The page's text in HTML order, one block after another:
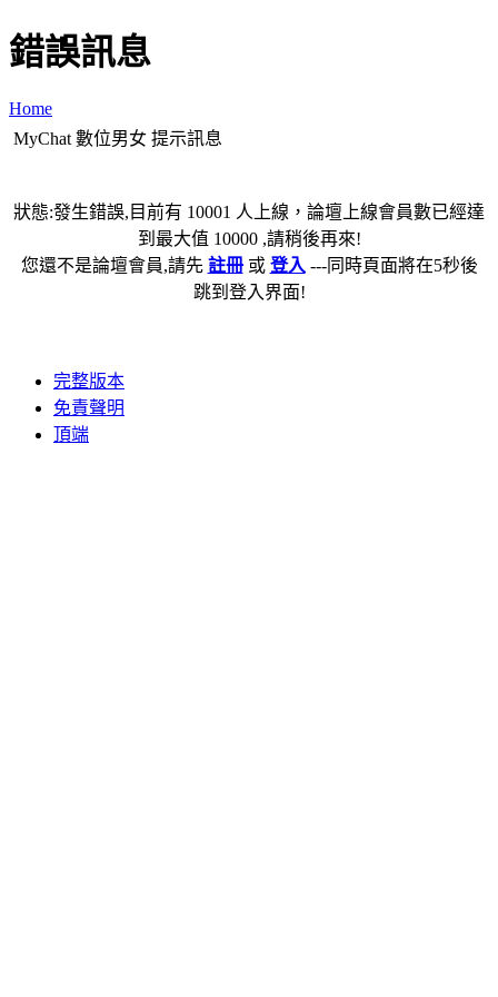
錯誤訊息
Home
MyChat 數位男女 提示訊息
狀態:發生錯誤,目前有 10001 人上線，論壇上線會員數已經達
到最大值 10000 ,請稍後再來!
您還不是論壇會員,請先 註冊或 登入 ---同時頁面將在5秒後
跳到登入界面!
完整版本
免責聲明
頂端